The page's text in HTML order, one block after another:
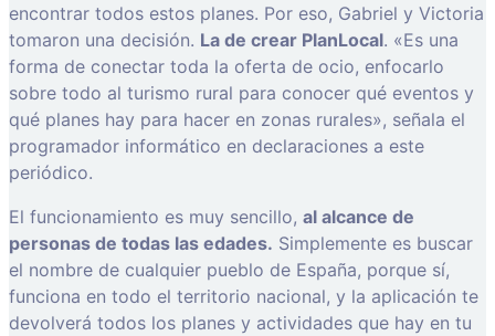
encontrar todos estos planes. Por eso, Gabriel y Victoria
tomaron una decisión. La de crear PlanLocal. «Es una
forma de conectar toda la oferta de ocio, enfocarlo
sobre todo al turismo rural para conocer qué eventos y
qué planes hay para hacer en zonas rurales», señala el
programador informático en declaraciones a este
periódico.
El funcionamiento es muy sencillo, al alcance de
personas de todas las edades. Simplemente es buscar
el nombre de cualquier pueblo de España, porque sí,
funciona en todo el territorio nacional, y la aplicación te
devolverá todos los planes y actividades que hay en tu